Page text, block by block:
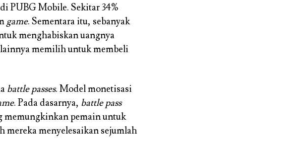
PUBG Mobile. Sekitar 34%
game. Sementara itu, sebanyak
menghabiskan uangnya
lainnya memilih untuk membeli
battle passes. Model monetisasi
. Pada dasarnya, battle pass
memungkinkan pemain untuk
mereka menyelesaikan sejumlah